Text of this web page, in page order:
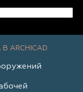
ARCHICAD.